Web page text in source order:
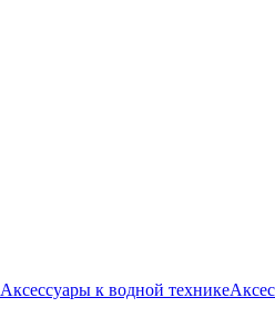
Аксессуары к водной технике